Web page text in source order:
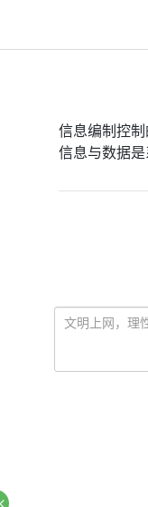
信息编制控
信息与数据是